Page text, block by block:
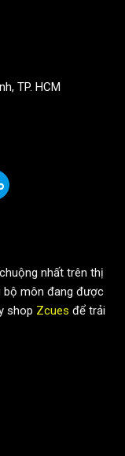
TP. HCM
nhất trên thị
bộ môn đang được
shop Zcues để trải